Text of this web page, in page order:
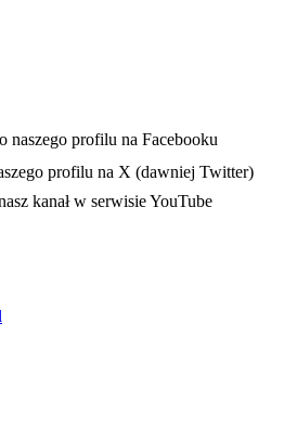
się w nowej karcie
naszego profilu na Facebooku
profilu na X (dawniej Twitter)
się w nowej karcie
kanał w serwisie YouTube